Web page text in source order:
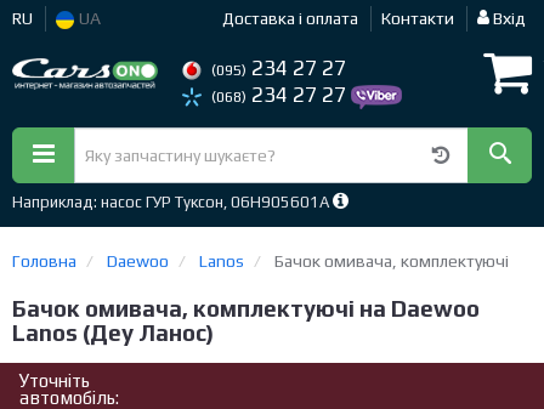
RU UA Доставка і оплата Контакти Вхід
(095) 234 27 27
(068) 234 27 27
Наприклад: насос ГУР Туксон, 06H905601A
Головна Daewoo Lanos Бачок омивача, комплектуючі
Бачок омивача, комплектуючі на Daewoo
Lanos (Деу Ланос)
Уточніть
автомобіль: